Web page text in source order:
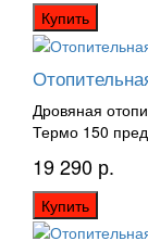
Купить
Дровяная
Термо 150
19 290 р.
Купить